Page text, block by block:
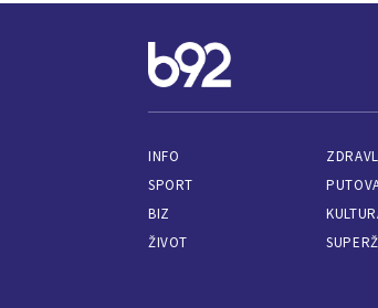
INFO
SPORT
BIZ
ŽIVOT